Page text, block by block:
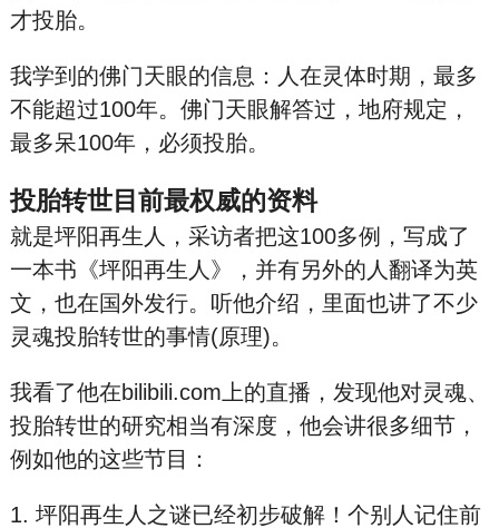
才投胎。
我学到的佛门天眼的信息：人在灵体时期，最多
不能超过100年。佛门天眼解答过，地府规定，
最多呆100年，必须投胎。
投胎转世目前最权威的资料
就是坪阳再生人，采访者把这100多例，写成了
一本书《坪阳再生人》，并有另外的人翻译为英
文，也在国外发行。听他介绍，里面也讲了不少
灵魂投胎转世的事情(原理)。
我看了他在bilibili.com上的直播，发现他对灵魂、
投胎转世的研究相当有深度，他会讲很多细节，
例如他的这些节目：
1. 坪阳再生人之谜已经初步破解！个别人记住前